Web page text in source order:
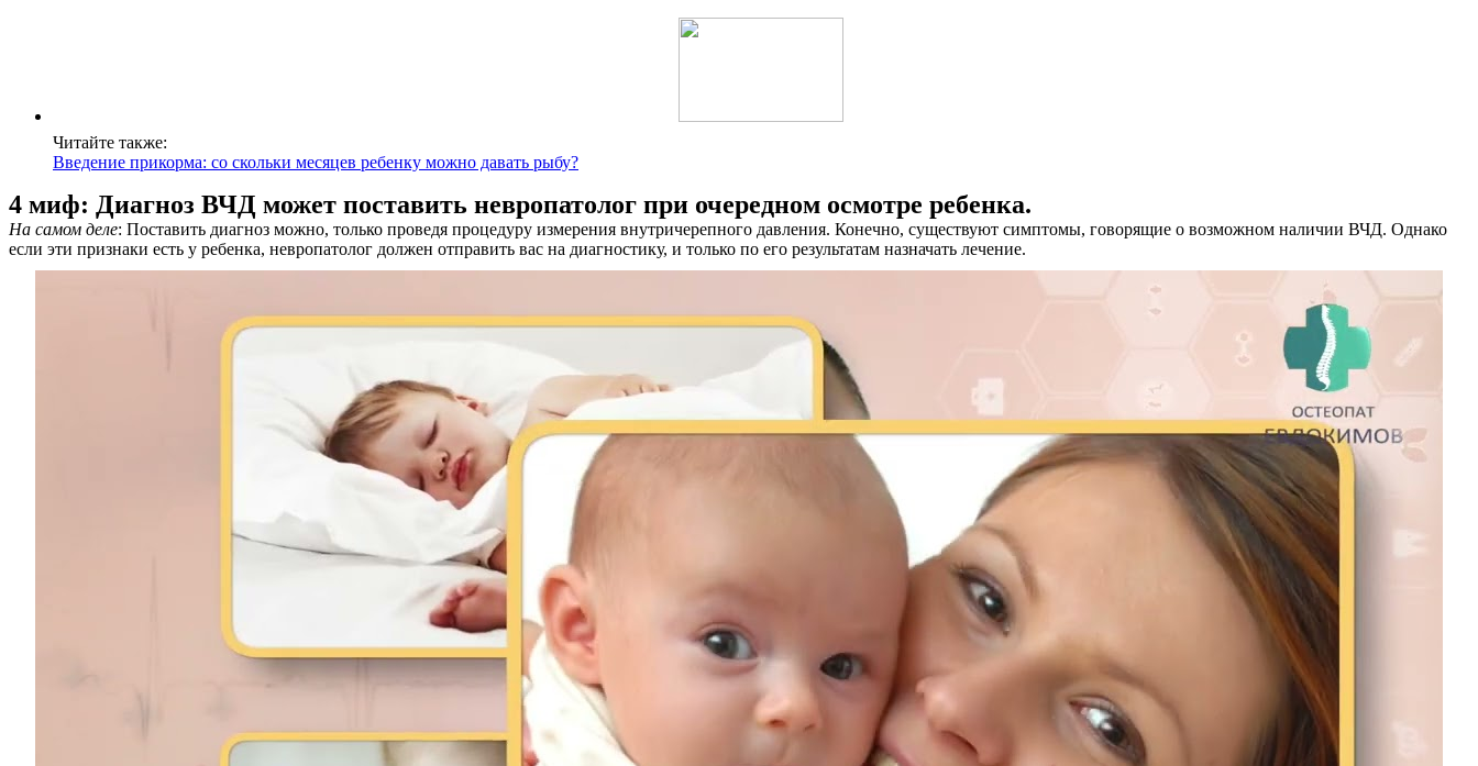
Читайте также:
Введение прикорма: со скольки месяцев ребенку можно давать рыбу?
4 миф: Диагноз ВЧД может поставить невропатолог при очередном осмотре ребенка.
На самом деле: Поставить диагноз можно, только проведя процедуру измерения внутричерепного давления. Конечно, существуют симптомы, говорящие о возможном наличии ВЧД. Однако
если эти признаки есть у ребенка, невропатолог должен отправить вас на диагностику, и только по его результатам назначать лечение.